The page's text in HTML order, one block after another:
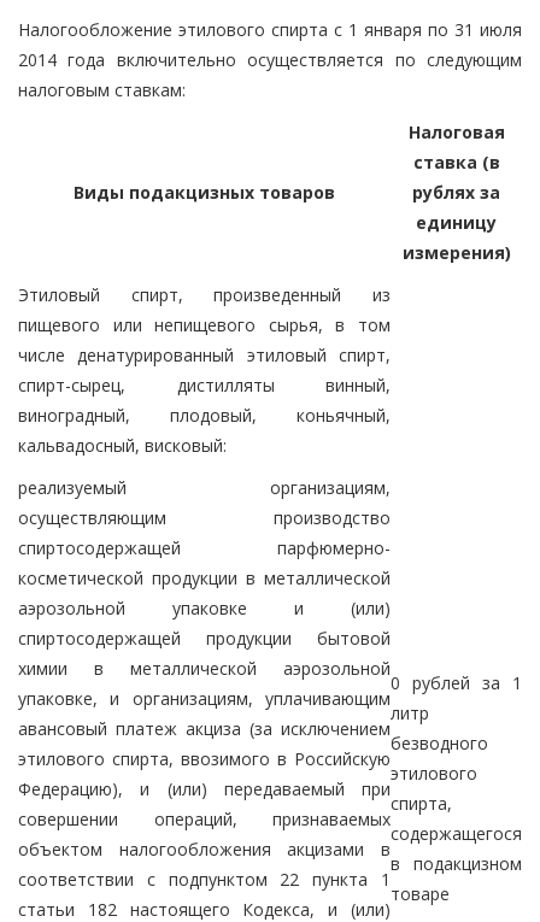
Налогообложение этилового спирта с 1 января по 31 июля
2014 года включительно осуществляется по следующим
налоговым ставкам:
Виды подакцизных товаров
Налоговая
ставка (в
рублях за
единицу
измерения)
Этиловый спирт, произведенный из
пищевого или непищевого сырья, в том
числе денатурированный этиловый спирт,
спирт-сырец, дистилляты винный,
виноградный, плодовый, коньячный,
кальвадосный, висковый:
реализуемый организациям,
осуществляющим производство
спиртосодержащей парфюмерно-
косметической продукции в металлической
аэрозольной упаковке и (или)
спиртосодержащей продукции бытовой
химии в металлической аэрозольной
упаковке, и организациям, уплачивающим
авансовый платеж акциза (за исключением
этилового спирта, ввозимого в Российскую
Федерацию), и (или) передаваемый при
совершении операций, признаваемых
объектом налогообложения акцизами в
соответствии с подпунктом 22 пункта 1
статьи 182 настоящего Кодекса, и (или)
0 рублей за 1
литр
безводного
этилового
спирта,
содержащегося
в подакцизном
товаре